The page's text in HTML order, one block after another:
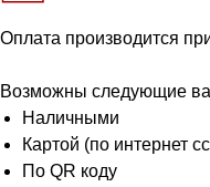
Оплата производится
Возможны следующие
Наличными
Картой (по интернет
По QR коду